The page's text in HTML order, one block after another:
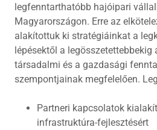
legfenntarthatóbb hajóipari
Magyarországon. Erre az
alakítottuk ki stratégiáinkat a
lépésektől a legösszetettebbekig
társadalmi és a gazdasági
szempontjainak megfelelően.
Partneri kapcsolatok
infrastruktúra-fejlesztésért